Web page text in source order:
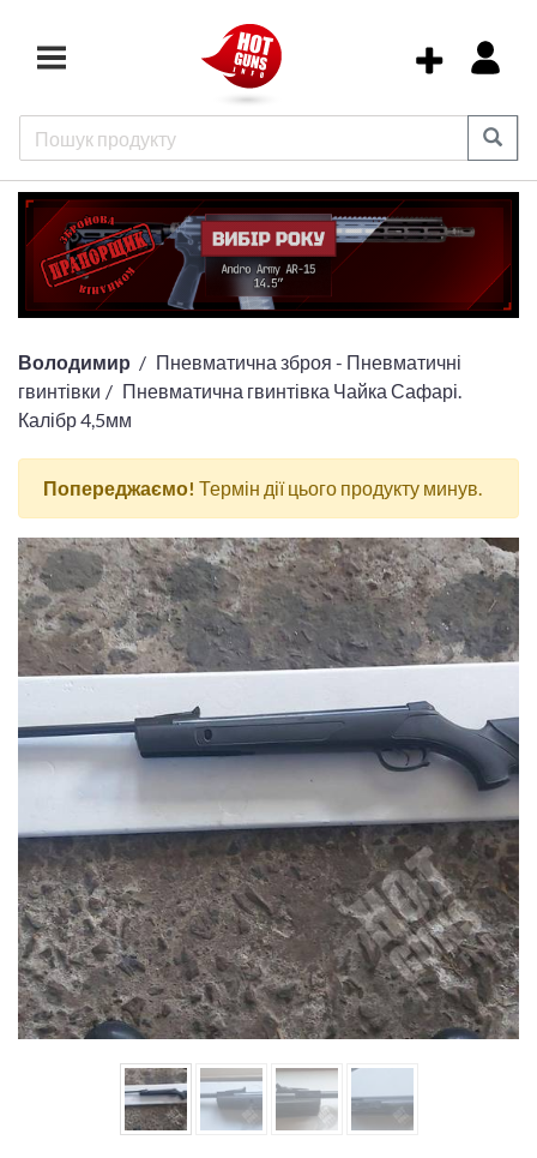
Володимир
Пневматична зброя - Пневматичні
гвинтівки
Пневматична гвинтівка Чайка Сафарі.
Калібр 4,5мм
Попереджаємо! Термін дії цього продукту минув.